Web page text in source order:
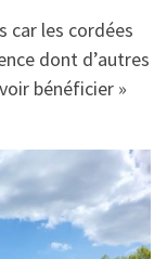
car les cordées
dont d’autres
bénéficier »